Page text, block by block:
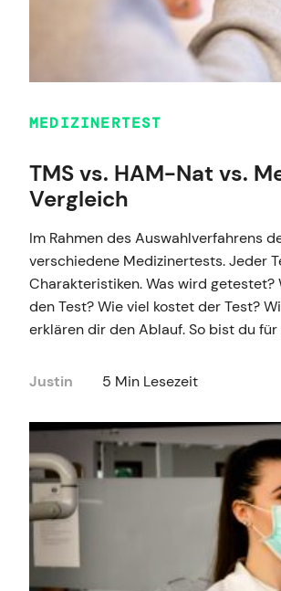
MEDIZINERTEST
TMS vs. HAM-Nat vs.
Vergleich
Im Rahmen des Auswahlverfahrens
verschiedene Medizinertests. Jeder
Charakteristiken. Was wird
den Test? Wie viel kostet der Test?
erklären dir den Ablauf. So bist du
Justin 5 Min Lesezeit